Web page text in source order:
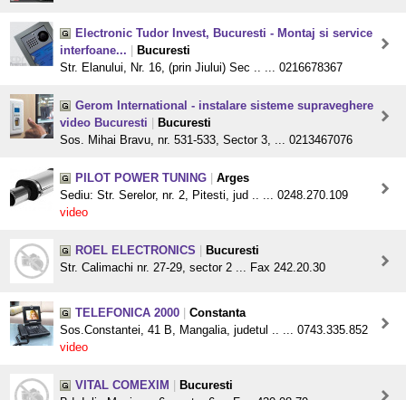
Electronic Tudor Invest, Bucuresti - Montaj si service
interfoane...
Bucuresti
Str. Elanului, Nr. 16, (prin Jiului) Sec .. ... 0216678367
Gerom International - instalare sisteme supraveghere
video Bucuresti
Bucuresti
Sos. Mihai Bravu, nr. 531-533, Sector 3, ... 0213467076
PILOT POWER TUNING
Arges
Sediu: Str. Serelor, nr. 2, Pitesti, jud .. ... 0248.270.109
video
ROEL ELECTRONICS
Bucuresti
Str. Calimachi nr. 27-29, sector 2 ... Fax 242.20.30
TELEFONICA 2000
Constanta
Sos.Constantei, 41 B, Mangalia, judetul .. ... 0743.335.852
video
VITAL COMEXIM
Bucuresti